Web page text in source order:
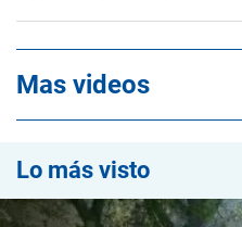
Mas videos
Lo más visto